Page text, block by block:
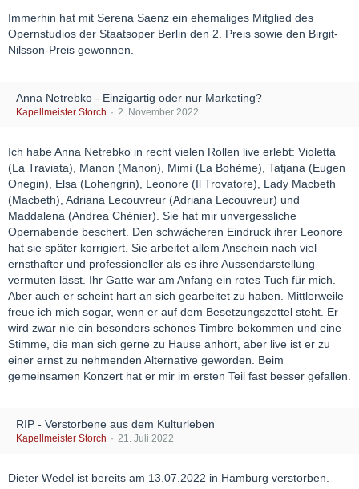
Immerhin hat mit Serena Saenz ein ehemaliges Mitglied des
Opernstudios der Staatsoper Berlin den 2. Preis sowie den Birgit-
Nilsson-Preis gewonnen.
Anna Netrebko - Einzigartig oder nur Marketing?
Kapellmeister Storch 2. November 2022
Ich habe Anna Netrebko in recht vielen Rollen live erlebt: Violetta
(La Traviata), Manon (Manon), Mimì (La Bohème), Tatjana (Eugen
Onegin), Elsa (Lohengrin), Leonore (Il Trovatore), Lady Macbeth
(Macbeth), Adriana Lecouvreur (Adriana Lecouvreur) und
Maddalena (Andrea Chénier). Sie hat mir unvergessliche
Opernabende beschert. Den schwächeren Eindruck ihrer Leonore
hat sie später korrigiert. Sie arbeitet allem Anschein nach viel
ernsthafter und professioneller als es ihre Aussendarstellung
vermuten lässt. Ihr Gatte war am Anfang ein rotes Tuch für mich.
Aber auch er scheint hart an sich gearbeitet zu haben. Mittlerweile
freue ich mich sogar, wenn er auf dem Besetzungszettel steht. Er
wird zwar nie ein besonders schönes Timbre bekommen und eine
Stimme, die man sich gerne zu Hause anhört, aber live ist er zu
einer ernst zu nehmenden Alternative geworden. Beim
gemeinsamen Konzert hat er mir im ersten Teil fast besser gefallen.
RIP - Verstorbene aus dem Kulturleben
Kapellmeister Storch 21. Juli 2022
Dieter Wedel ist bereits am 13.07.2022 in Hamburg verstorben.